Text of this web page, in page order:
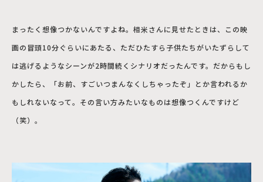
まったく想像つかないんですよね。相米さんに見せたときは、この映
画の冒頭10分ぐらいにあたる、ただひたすら子供たちがいたずらして
は逃げるようなシーンが2時間続くシナリオだったんです。だからもし
かしたら、「お前、すごいつまんなくしちゃったぞ」とか言われるか
もしれないなって。その言い方みたいなものは想像つくんですけど
（笑）。